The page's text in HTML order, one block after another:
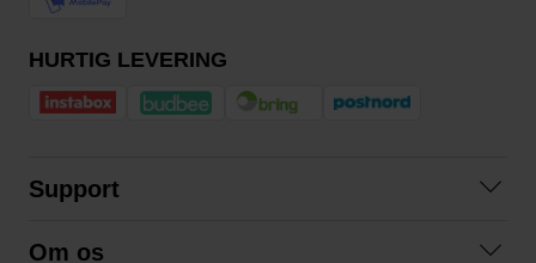
HURTIG LEVERING
Support
Om os